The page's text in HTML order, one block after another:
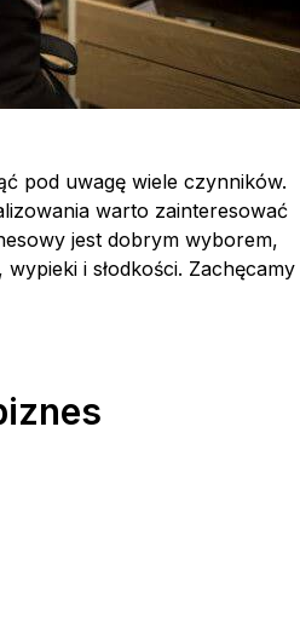
pod uwagę wiele czynników.
warto zainteresować
jest dobrym wyborem,
i słodkości. Zachęcamy